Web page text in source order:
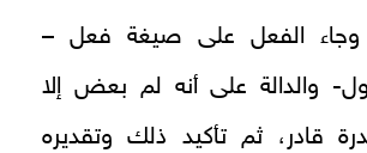
وجاء الفعل على صيغة فعل –
والدالة على أنه لم بعض إلا
قادر، ثم تأكيد ذلك وتقديره